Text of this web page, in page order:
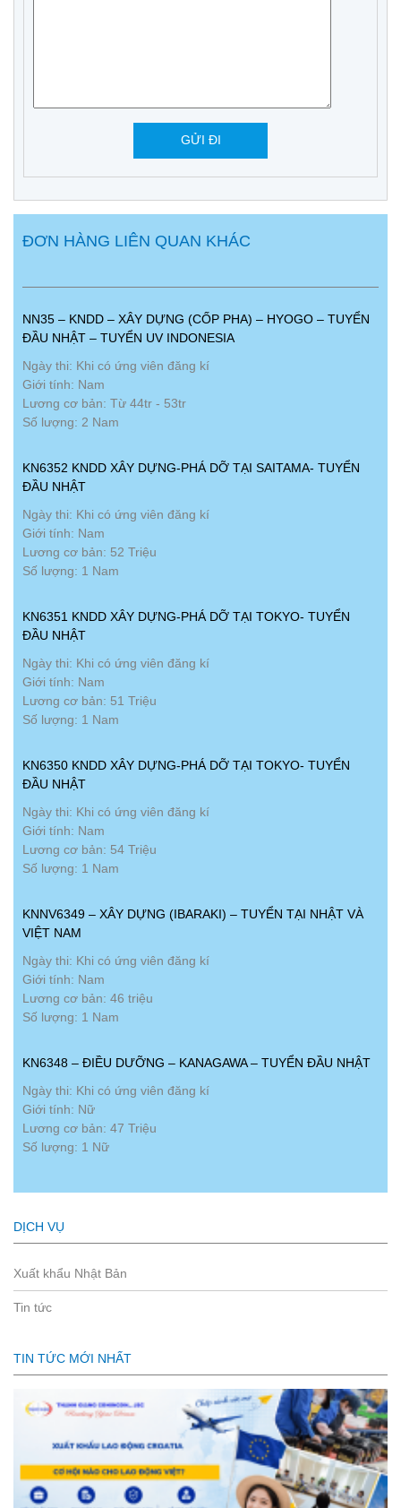
ĐƠN HÀNG LIÊN QUAN KHÁC
NN35 – KNDD – XÂY DỰNG (CỐP PHA) – HYOGO – TUYỂN
ĐẦU NHẬT – TUYỂN UV INDONESIA
Ngày thi: Khi có ứng viên đăng kí
Giới tính: Nam
Lương cơ bản: Từ 44tr - 53tr
Số lượng: 2 Nam
KN6352 KNDD XÂY DỰNG-PHÁ DỠ TẠI SAITAMA- TUYỂN
ĐẦU NHẬT
Ngày thi: Khi có ứng viên đăng kí
Giới tính: Nam
Lương cơ bản: 52 Triệu
Số lượng: 1 Nam
KN6351 KNDD XÂY DỰNG-PHÁ DỠ TẠI TOKYO- TUYỂN
ĐẦU NHẬT
Ngày thi: Khi có ứng viên đăng kí
Giới tính: Nam
Lương cơ bản: 51 Triệu
Số lượng: 1 Nam
KN6350 KNDD XÂY DỰNG-PHÁ DỠ TẠI TOKYO- TUYỂN
ĐẦU NHẬT
Ngày thi: Khi có ứng viên đăng kí
Giới tính: Nam
Lương cơ bản: 54 Triệu
Số lượng: 1 Nam
KNNV6349 – XÂY DỰNG (IBARAKI) – TUYỂN TẠI NHẬT VÀ
VIỆT NAM
Ngày thi: Khi có ứng viên đăng kí
Giới tính: Nam
Lương cơ bản: 46 triệu
Số lượng: 1 Nam
KN6348 – ĐIỀU DƯỠNG – KANAGAWA – TUYỂN ĐẦU NHẬT
Ngày thi: Khi có ứng viên đăng kí
Giới tính: Nữ
Lương cơ bản: 47 Triệu
Số lượng: 1 Nữ
DỊCH VỤ
Xuất khẩu Nhật Bản
Tin tức
TIN TỨC MỚI NHẤT